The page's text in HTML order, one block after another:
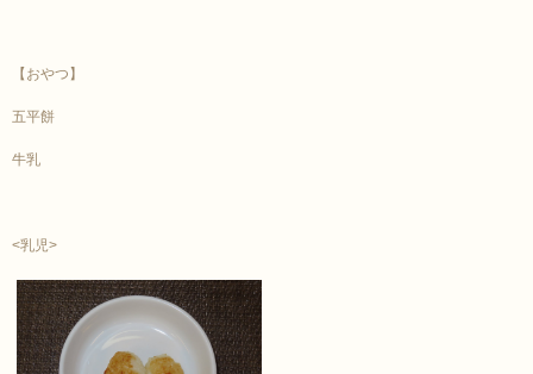
【おやつ】
五平餅
牛乳
<乳児>